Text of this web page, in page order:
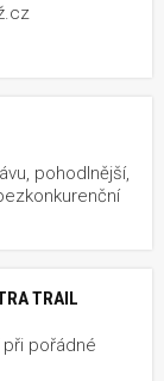
pohodlnější,
TRAIL
při pořádné